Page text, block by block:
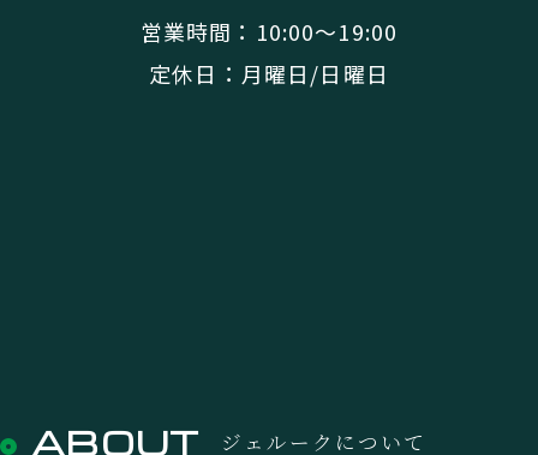
営業時間：10:00〜19:00
定休日：月曜日/日曜日
ABOUT ジェルークについて